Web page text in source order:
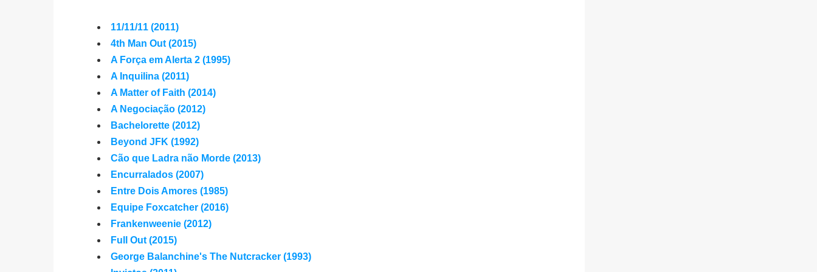
11/11/11 (2011)
4th Man Out (2015)
A Força em Alerta 2 (1995)
A Inquilina (2011)
A Matter of Faith (2014)
A Negociação (2012)
Bachelorette (2012)
Beyond JFK (1992)
Cão que Ladra não Morde (2013)
Encurralados (2007)
Entre Dois Amores (1985)
Equipe Foxcatcher (2016)
Frankenweenie (2012)
Full Out (2015)
George Balanchine's The Nutcracker (1993)